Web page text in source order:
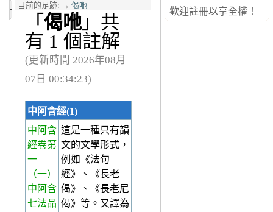
目前的足跡: → 偈咃
「 偈咃」共
有 1 個註解
(更新時間 2026年08月
07日 00:34:23)
中阿含經(1)
中阿含
經卷第
一
（一）
中阿含
七法品
這是一種只有韻
文的文學形式，
例如《法句
經》、《長老
偈》、《長老尼
偈》等。又譯為
歡迎註冊以享全權！